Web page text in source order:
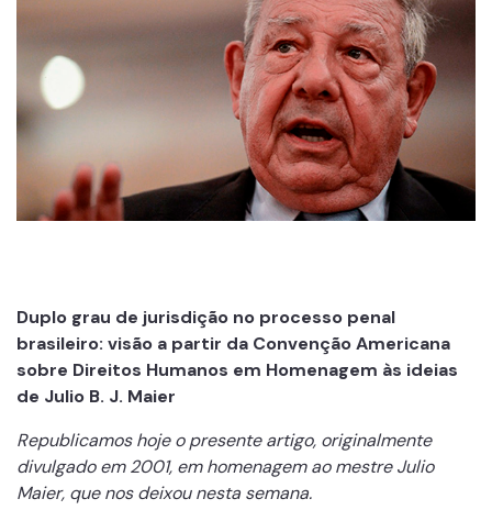
Duplo grau de jurisdição no processo penal
brasileiro: visão a partir da Convenção Americana
sobre Direitos Humanos em Homenagem às ideias
de Julio B. J. Maier
Republicamos hoje o presente artigo, originalmente
divulgado em 2001, em homenagem ao mestre Julio
Maier, que nos deixou nesta semana.